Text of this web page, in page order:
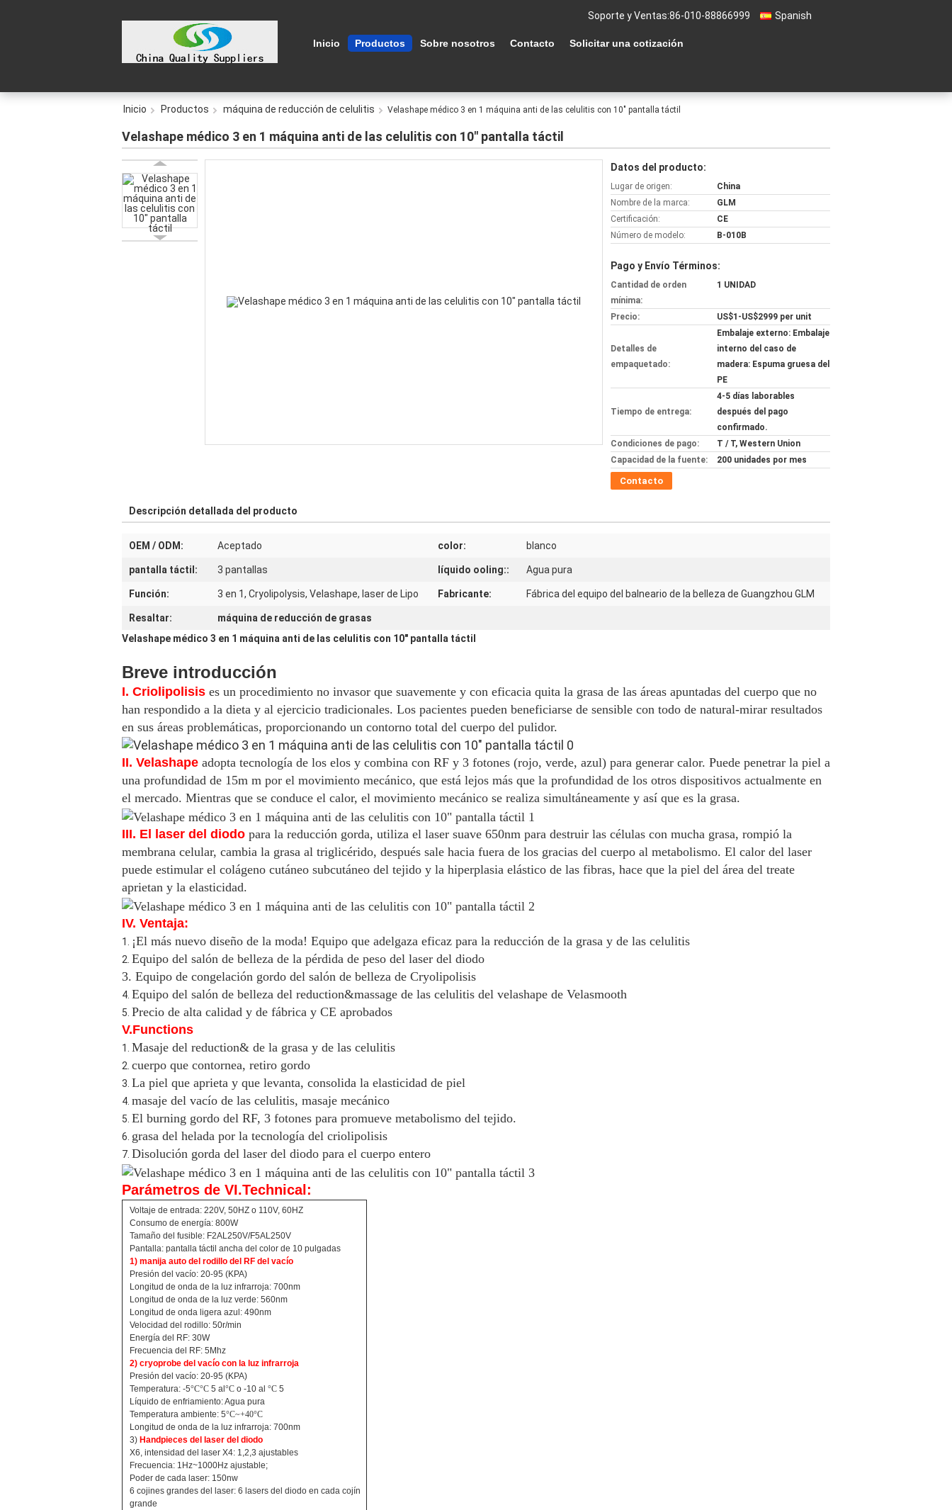
Spanish
Soporte y Ventas:86-010-88866999
Inicio Productos Sobre nosotros Contacto Solicitar una cotización
Inicio Productos máquina de reducción de celulitis Velashape médico 3 en 1 máquina anti de las celulitis con 10" pantalla táctil
Velashape médico 3 en 1 máquina anti de las celulitis con 10" pantalla táctil
Datos del producto:
Lugar de origen:
China
Nombre de la marca:
GLM
Certificación:
CE
Número de modelo:
B-010B
Pago y Envío Términos:
Cantidad de orden
mínima:
1 UNIDAD
Precio: US$1-US$2999 per unit
Detalles de
empaquetado:
Embalaje externo: Embalaje
interno del caso de
madera: Espuma gruesa del
PE
Tiempo de entrega:
4-5 días laborables
después del pago
confirmado.
Condiciones de pago:
T / T, Western Union
Capacidad de la fuente:
200 unidades por mes
Contacto
Descripción detallada del producto
OEM / ODM: Aceptado color: blanco
pantalla táctil: 3 pantallas líquido ooling:: Agua pura
Función: 3 en 1, Cryolipolysis, Velashape, laser de Lipo Fabricante: Fábrica del equipo del balneario de la belleza de Guangzhou GLM
Resaltar:
máquina de reducción de grasas
Velashape médico 3 en 1 máquina anti de las celulitis con 10" pantalla táctil
Breve introducción
I. Criolipolisis es un procedimiento no invasor que suavemente y con eficacia quita la grasa de las áreas apuntadas del cuerpo que no
han respondido a la dieta y al ejercicio tradicionales. Los pacientes pueden beneficiarse de sensible con todo de natural-mirar resultados
en sus áreas problemáticas, proporcionando un contorno total del cuerpo del pulidor.
II. Velashape adopta tecnología de los elos y combina con RF y 3 fotones (rojo, verde, azul) para generar calor. Puede penetrar la piel a
una profundidad de 15m m por el movimiento mecánico, que está lejos más que la profundidad de los otros dispositivos actualmente en
el mercado. Mientras que se conduce el calor, el movimiento mecánico se realiza simultáneamente y así que es la grasa.
III. El laser del diodo para la reducción gorda, utiliza el laser suave 650nm para destruir las células con mucha grasa, rompió la
membrana celular, cambia la grasa al triglicérido, después sale hacia fuera de los gracias del cuerpo al metabolismo. El calor del laser
puede estimular el colágeno cutáneo subcutáneo del tejido y la hiperplasia elástico de las fibras, hace que la piel del área del treate
aprietan y la elasticidad.
IV. Ventaja:
1. ¡El más nuevo diseño de la moda! Equipo que adelgaza eficaz para la reducción de la grasa y de las celulitis
2. Equipo del salón de belleza de la pérdida de peso del laser del diodo
3. Equipo de congelación gordo del salón de belleza de Cryolipolisis
4. Equipo del salón de belleza del reduction&massage de las celulitis del velashape de Velasmooth
5. Precio de alta calidad y de fábrica y CE aprobados
V.Functions
1. Masaje del reduction& de la grasa y de las celulitis
2. cuerpo que contornea, retiro gordo
3. La piel que aprieta y que levanta, consolida la elasticidad de piel
4. masaje del vacío de las celulitis, masaje mecánico
5. El burning gordo del RF, 3 fotones para promueve metabolismo del tejido.
6. grasa del helada por la tecnología del criolipolisis
7. Disolución gorda del laser del diodo para el cuerpo entero
Parámetros de VI.Technical:
Voltaje de entrada: 220V, 50HZ o 110V, 60HZ
Consumo de energía: 800W
Tamaño del fusible: F2AL250V/F5AL250V
Pantalla: pantalla táctil ancha del color de 10 pulgadas
1) manija auto del rodillo del RF del vacío
Presión del vacío: 20-95 (KPA)
Longitud de onda de la luz infrarroja: 700nm
Longitud de onda de la luz verde: 560nm
Longitud de onda ligera azul: 490nm
Velocidad del rodillo: 50r/min
Energía del RF: 30W
Frecuencia del RF: 5Mhz
2) cryoprobe del vacío con la luz infrarroja
Presión del vacío: 20-95 (KPA)
Temperatura: -5°C°C 5 al°C o -10 al °C 5
Líquido de enfriamiento: Agua pura
Temperatura ambiente: 5°C~+40°C
Longitud de onda de la luz infrarroja: 700nm
3) Handpieces del laser del diodo
X6, intensidad del laser X4: 1,2,3 ajustables
Frecuencia: 1Hz~1000Hz ajustable;
Poder de cada laser: 150nw
6 cojines grandes del laser: 6 lasers del diodo en cada cojín
grande